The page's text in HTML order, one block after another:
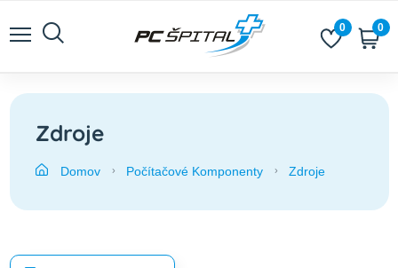
0 0
Zdroje
Domov Počítačové Komponenty Zdroje